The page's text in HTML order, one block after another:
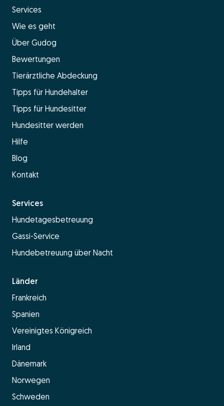
Services
Wie es geht
Über Gudog
Bewertungen
Tierärztliche Abdeckung
Tipps für Hundehalter
Tipps für Hundesitter
Hundesitter werden
Hilfe
Blog
Kontakt
Services
Hundetagesbetreuung
Gassi-Service
Hundebetreuung über Nacht
Länder
Frankreich
Spanien
Vereinigtes Königreich
Irland
Dänemark
Norwegen
Schweden